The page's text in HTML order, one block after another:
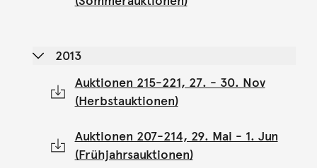
2013
Auktionen 215-221, 27. - 30. Nov
(Herbstauktionen)
Auktionen 207-214, 29. Mai - 1. Jun
(Frühjahrsauktionen)